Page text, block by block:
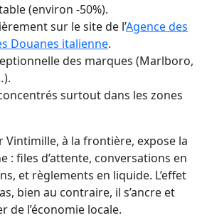
(environ -50%).
sur le site de l’Agence des
Douanes italienne.
des marques (Marlboro,
surtout dans les zones
à la frontière, expose la
: files d’attente, conversations en
et règlements en liquide. L’effet
bien au contraire, il s’ancre et
de l’économie locale.